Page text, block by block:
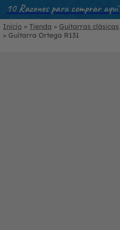
10 Razones para comprar aquí
Inicio » Tienda » Guitarras clásicas
» Guitarra Ortega R131